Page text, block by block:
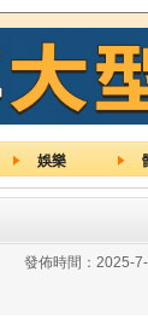
娛樂
佈時間： 2025-